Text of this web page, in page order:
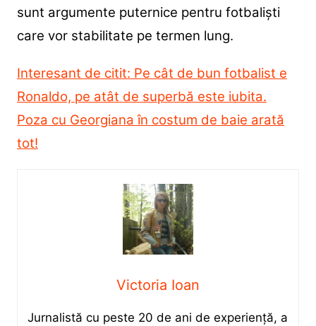
sunt argumente puternice pentru fotbaliști
care vor stabilitate pe termen lung.
Interesant de citit: Pe cât de bun fotbalist e
Ronaldo, pe atât de superbă este iubita.
Poza cu Georgiana în costum de baie arată
tot!
Victoria Ioan
Jurnalistă cu peste 20 de ani de experiență, a